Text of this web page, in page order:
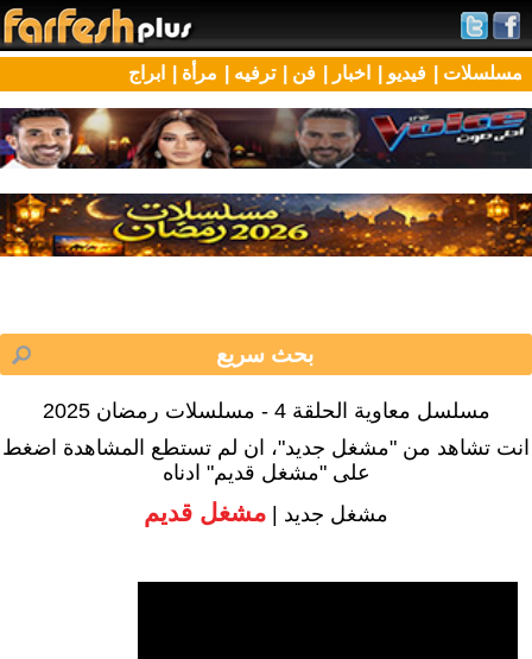
مسلسلات | فيديو | اخبار | فن | ترفيه | مرأة | ابراج
مسلسل معاوية الحلقة 4 - مسلسلات رمضان 2025
انت تشاهد من "مشغل جديد"، ان لم تستطع المشاهدة اضغط
على "مشغل قديم" ادناه
مشغل جديد | مشغل قديم